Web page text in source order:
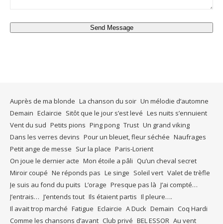
Send Message
Auprès de ma blonde La chanson du soir Un mélodie d’automne
Demain Eclaircie Sitôt que le jour s’est levé Les nuits s’ennuient
Vent du sud Petits pions Ping pong Trust Un grand viking
Dans les verres devins Pour un bleuet, fleur séchée Naufrages
Petit ange de messe Sur la place Paris-Lorient
On joue le dernier acte Mon étoile a pâli Qu’un cheval secret
Miroir coupé Ne réponds pas Le singe Soleil vert Valet de trèfle
Je suis au fond du puits L’orage Presque pas là J’ai compté…
J’entrais… J’entends tout Ils étaient partis Il pleure….
Il avait trop marché Fatigue Eclaircie A Duck Demain Coq Hardi
Comme les chansons d’avant Club privé BEL ESSOR Au vent